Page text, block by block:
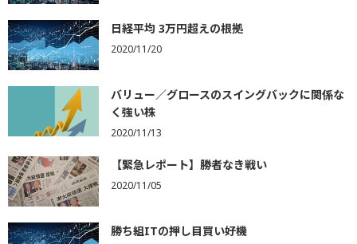
日経平均 3万円超えの根拠
2020/11/20
バリュー／グロースのスイングバックに関係な
く強い株
2020/11/13
【緊急レポート】勝者なき戦い
2020/11/05
勝ち組ITの押し目買い好機